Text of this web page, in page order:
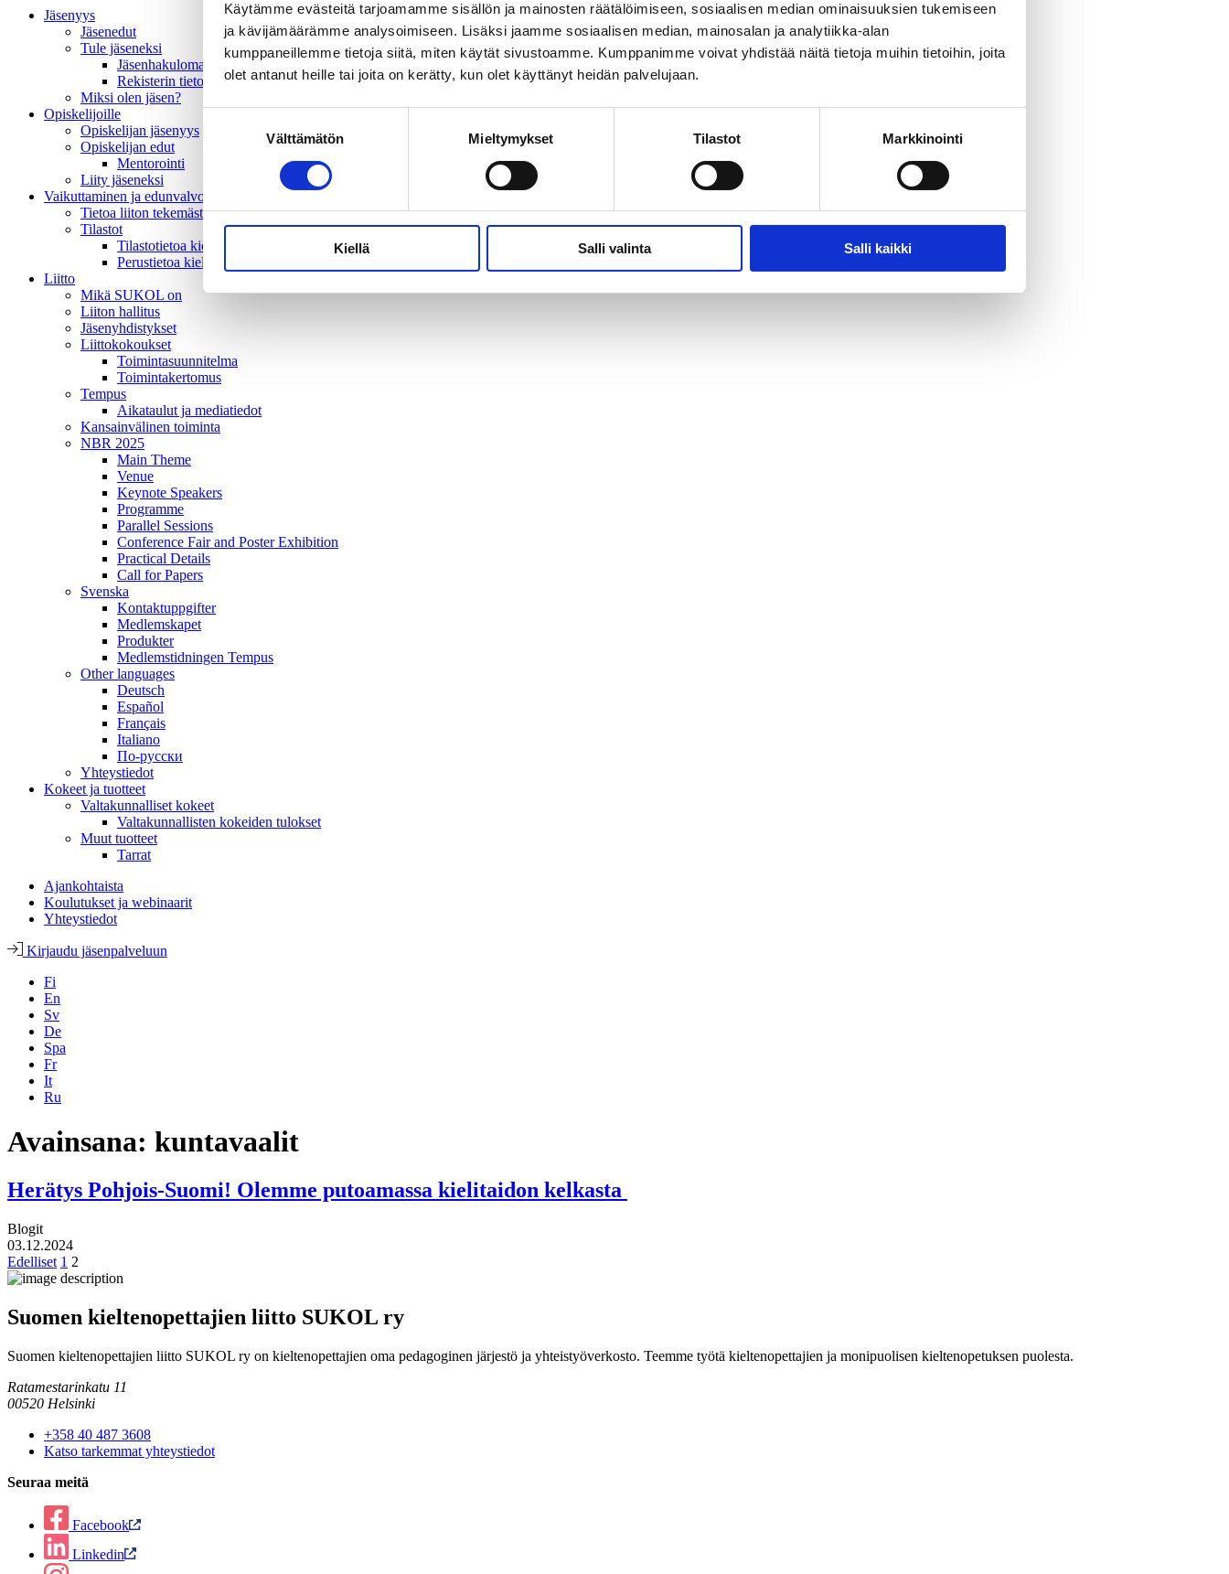
Käytämme evästeitä tarjoamamme sisällön ja mainosten räätälöimiseen, sosiaalisen median ominaisuuksien tukemiseen
ja kävijämäärämme analysoimiseen. Lisäksi jaamme sosiaalisen median, mainosalan ja analytiikka-alan
kumppaneillemme tietoja siitä, miten käytät sivustoamme. Kumppanimme voivat yhdistää näitä tietoja muihin tietoihin, joita
olet antanut heille tai joita on kerätty, kun olet käyttänyt heidän palvelujaan.
Välttämätön Mieltymykset Tilastot Markkinointi
Kiellä Salli valinta Salli kaikki
Jäsenyys
Jäsenedut
Tule jäseneksi
Jäsenhakulomake
Rekisterin tietosuojaseloste
Miksi olen jäsen?
Opiskelijoille
Opiskelijan jäsenyys
Opiskelijan edut
Mentorointi
Liity jäseneksi
Vaikuttaminen ja edunvalvonta
Tietoa liiton tekemästä vaikuttamistyöstä
Tilastot
Tilastotietoa kielivalinnoista
Perustietoa kielivalinnoista
Liitto
Mikä SUKOL on
Liiton hallitus
Jäsenyhdistykset
Liittokokoukset
Toimintasuunnitelma
Toimintakertomus
Tempus
Aikataulut ja mediatiedot
Kansainvälinen toiminta
NBR 2025
Main Theme
Venue
Keynote Speakers
Programme
Parallel Sessions
Conference Fair and Poster Exhibition
Practical Details
Call for Papers
Svenska
Kontaktuppgifter
Medlemskapet
Produkter
Medlemstidningen Tempus
Other languages
Deutsch
Español
Français
Italiano
По-русски
Yhteystiedot
Kokeet ja tuotteet
Valtakunnalliset kokeet
Valtakunnallisten kokeiden tulokset
Muut tuotteet
Tarrat
Ajankohtaista
Koulutukset ja webinaarit
Yhteystiedot
Kirjaudu jäsenpalveluun
Fi
En
Sv
De
Spa
Fr
It
Ru
Avainsana: kuntavaalit
Herätys Pohjois-Suomi! Olemme putoamassa kielitaidon kelkasta
Blogit
03.12.2024
Edelliset 1 2
Suomen kieltenopettajien liitto SUKOL ry
Suomen kieltenopettajien liitto SUKOL ry on kieltenopettajien oma pedagoginen järjestö ja yhteistyöverkosto. Teemme työtä kieltenopettajien ja monipuolisen kieltenopetuksen puolesta.
Ratamestarinkatu 11
00520 Helsinki
+358 40 487 3608
Katso tarkemmat yhteystiedot
Seuraa meitä
Facebook
Linkedin